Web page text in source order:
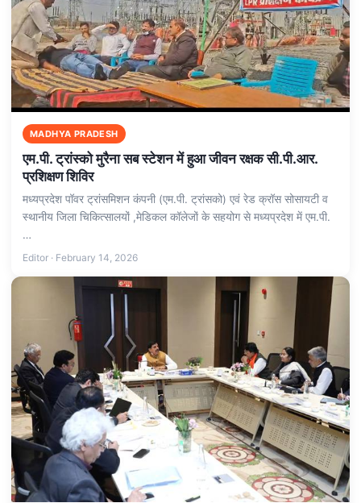
MADHYA PRADESH
एम.पी. ट्रांस्को मुरैना सब स्टेशन में हुआ जीवन रक्षक सी.पी.आर.
प्रशिक्षण शिविर
मध्यप्रदेश पॉवर ट्रांसमिशन कंपनी (एम.पी. ट्रांसको) एवं रेड क्रॉस सोसायटी व
स्थानीय जिला चिकित्सालयों ,मेडिकल कॉलेजों के सहयोग से मध्यप्रदेश में एम.पी.
…
Editor · February 14, 2026